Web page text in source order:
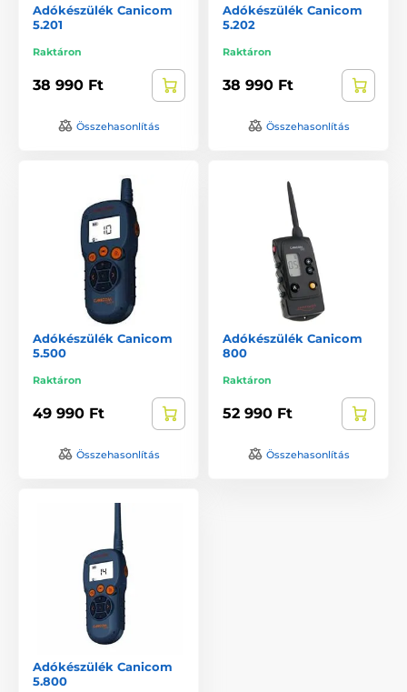
Adókészülék Canicom
5.201
Raktáron
38 990 Ft
Összehasonlítás
Adókészülék Canicom
5.202
Raktáron
38 990 Ft
Összehasonlítás
Adókészülék Canicom
5.500
Raktáron
49 990 Ft
Összehasonlítás
Adókészülék Canicom
800
Raktáron
52 990 Ft
Összehasonlítás
Adókészülék Canicom
5.800